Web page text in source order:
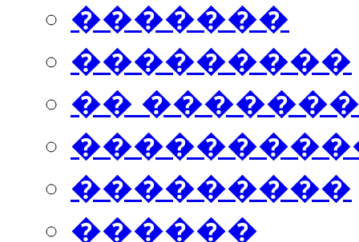
�������
���������
��
���������
������